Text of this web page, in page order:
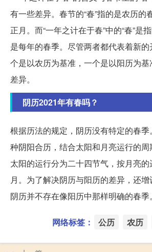
有一些差异。春节的“春”指的是农历的
正月。而“一年之计在于春”中的“春”是
是每年的春季。尽管两者都代表着新
个是以农历为基准，一个是以阳历为
差异。
阴历2021年有春吗？
根据历法的规定，阴历没有特定的春
种阴阳合历，结合太阳和月亮运行的
太阳的运行分为二十四节气，按月亮
月。为了解决阴历与阳历的差异，还增
阴历并不存在像阳历中那样明确的春季。
网络标签： 公历 农历